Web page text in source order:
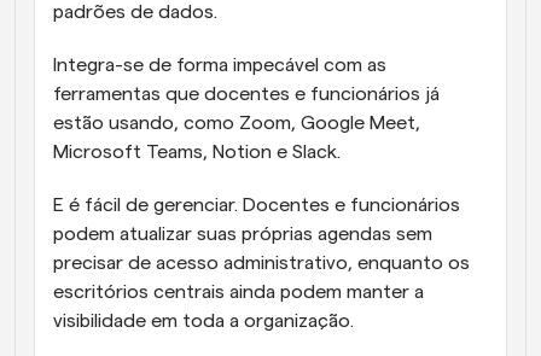
padrões de dados.
Integra-se de forma impecável com as
ferramentas que docentes e funcionários já
estão usando, como Zoom, Google Meet,
Microsoft Teams, Notion e Slack.
E é fácil de gerenciar. Docentes e funcionários
podem atualizar suas próprias agendas sem
precisar de acesso administrativo, enquanto os
escritórios centrais ainda podem manter a
visibilidade em toda a organização.